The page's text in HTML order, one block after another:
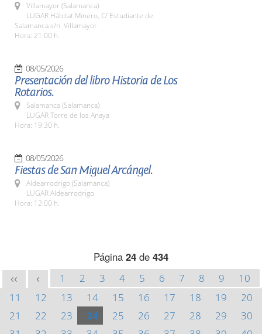
Villamayor (Salamanca)
LUGAR Hábitat Minero, C/ Estudiante de
Salamanca s/n. Villamayor
Hora: 21:00 h.
08/05/2026
Presentación del libro Historia de Los
Rotarios.
Salamanca (Salamanca)
LUGAR Torre de los Anaya
Hora: 19:30 h.
08/05/2026
Fiestas de San Miguel Arcángel.
Aldearrodrigo (Salamanca)
LUGAR Aldearrodrigo
Hora: 12:00 h.
Página 24 de 434
<< < 1 2 3 4 5 6 7 8 9
10
11
12 13 14 15 16 17 18 19
20
21
22 23 24 25 26 27 28 29
30